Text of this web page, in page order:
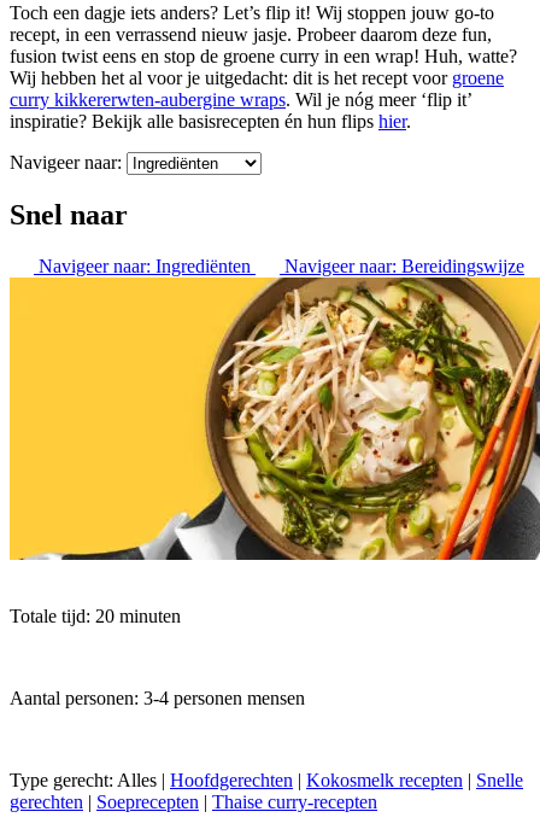
Toch een dagje iets anders? Let’s flip it! Wij stoppen jouw go-to
recept, in een verrassend nieuw jasje. Probeer daarom deze fun,
fusion twist eens en stop de groene curry in een wrap! Huh, watte?
Wij hebben het al voor je uitgedacht: dit is het recept voor groene
curry kikkererwten-aubergine wraps. Wil je nóg meer ‘flip it’
inspiratie? Bekijk alle basisrecepten én hun flips hier.
Navigeer naar:
Snel naar
Navigeer naar: Ingrediënten Navigeer naar: Bereidingswijze
Totale tijd: 20 minuten
Aantal personen: 3-4 personen mensen
Type gerecht: Alles | Hoofdgerechten | Kokosmelk recepten | Snelle
gerechten | Soeprecepten | Thaise curry-recepten